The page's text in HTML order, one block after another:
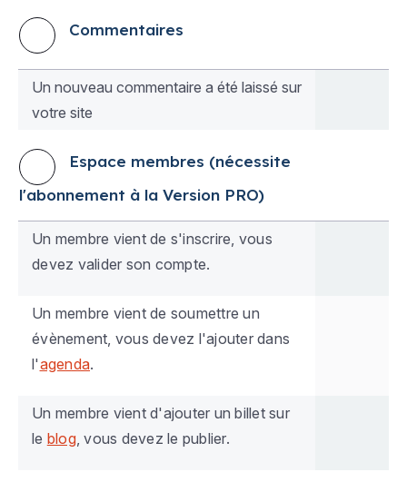
Commentaires
Un nouveau commentaire a été laissé sur
votre site
Espace membres (nécessite
l'abonnement à la Version PRO)
Un membre vient de s'inscrire, vous
devez valider son compte.
Un membre vient de soumettre un
évènement, vous devez l'ajouter dans
l'agenda.
Un membre vient d'ajouter un billet sur
le blog, vous devez le publier.